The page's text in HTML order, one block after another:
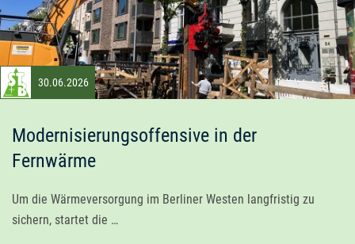
30.06.2026
Modernisierungsoffensive in der
Fernwärme
Um die Wärmeversorgung im Berliner Westen langfristig zu
sichern, startet die …